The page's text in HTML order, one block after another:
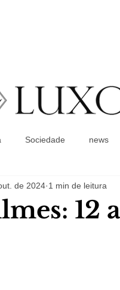
Sociedade news
12
de 2024 1 min de leitura